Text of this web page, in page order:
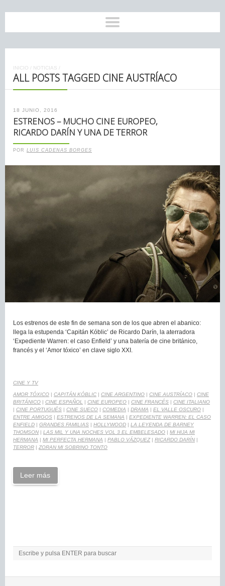
INICIO / NOTICIAS /
ALL POSTS TAGGED CINE AUSTRÍACO
18 JUNIO, 2016
ESTRENOS – MUCHO CINE EUROPEO,
RICARDO DARÍN Y UNA DE TERROR
POR LUIS CADENAS BORGES
Los estrenos de este fin de semana son de los que abren el abanico:
llega la estupenda ‘Capitán Kóblic’ de Ricardo Darín, la aterradora
‘Expediente Warren: el caso Enfield’ y una batería de cine británico,
francés y el ‘Amor tóxico’ en clave siglo XXI.
CINE Y TV
AMOR TÓXICO | CAPITÁN KÓBLIC | CINE ARGENTINO | CINE AUSTRÍACO | CINE
BRITÁNICO | CINE ESPAÑOL | CINE EUROPEO | CINE FRANCÉS | CINE ITALIANO
| CINE PORTUGUÉS | CINE SUECO | COMEDIA | DRAMA | EL VALLE OSCURO |
ENTRE AMIGOS | ESTRENOS DE LA SEMANA | EXPEDIENTE WARREN: EL CASO
ENFIELD | GRANDES FAMILIAS | HOLLYWOOD | LA LEYENDA DE BARNEY
THOMSON | LAS MIL Y UNA NOCHES VOL 3 EL EMBELESADO | MI HIJA MI
HERMANA | MI PERFECTA HERMANA | PABLO VÁZQUEZ| RICARDO DARÍN |
TERROR | ZORAN MI SOBRINO TONTO
Leer más